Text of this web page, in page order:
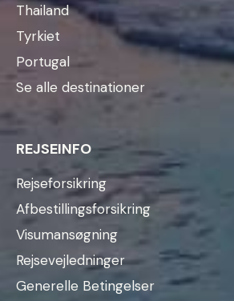
Thailand
Tyrkiet
Portugal
Se alle destinationer
REJSEINFO
Rejseforsikring
Afbestillingsforsikring
Visumansøgning
Rejsevejledninger
Generelle Betingelser